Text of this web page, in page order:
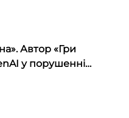
Автор «Гри
у порушенні